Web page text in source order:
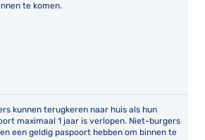
te komen.
kunnen terugkeren naar huis als hun
maximaal 1 jaar is verlopen. Niet-burgers
een geldig paspoort hebben om binnen te